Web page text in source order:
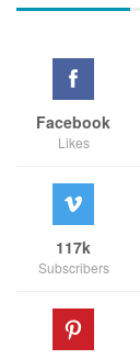
Facebook
Likes
117k
Subscribers